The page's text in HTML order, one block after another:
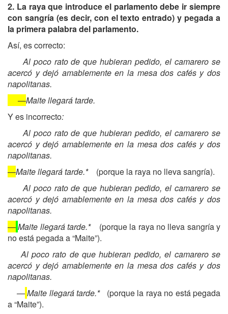
2. La raya que introduce el parlamento debe ir siempre
con sangría (es decir, con el texto entrado) y pegada a
la primera palabra del parlamento.
Así, es correcto:
Al poco rato de que hubieran pedido, el camarero se
acercó y dejó amablemente en la mesa dos cafés y dos
napolitanas.
—Maite llegará tarde.
Y es incorrecto:
Al poco rato de que hubieran pedido, el camarero se
acercó y dejó amablemente en la mesa dos cafés y dos
napolitanas.
—Maite llegará tarde.* (porque la raya no lleva sangría).
Al poco rato de que hubieran pedido, el camarero se
acercó y dejó amablemente en la mesa dos cafés y dos
napolitanas.
—Maite llegará tarde.* (porque la raya no lleva sangría y
no está pegada a “Maite”).
Al poco rato de que hubieran pedido, el camarero se
acercó y dejó amablemente en la mesa dos cafés y dos
napolitanas.
—Maite llegará tarde.* (porque la raya no está pegada
a “Maite”).